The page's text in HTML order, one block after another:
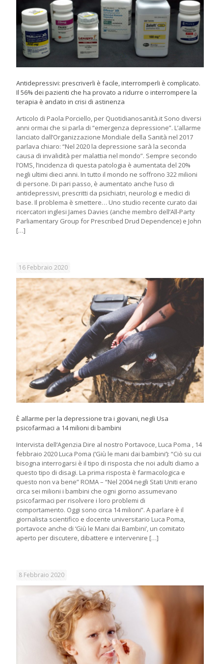
Antidepressivi: prescriverli è facile, interromperli è complicato.
Il 56% dei pazienti che ha provato a ridurre o interrompere la
terapia è andato in crisi di astinenza
Articolo di Paola Porciello, per Quotidianosanità.it Sono diversi
anni ormai che si parla di “emergenza depressione”. L’allarme
lanciato dall’Organizzazione Mondiale della Sanità nel 2017
parlava chiaro: “Nel 2020 la depressione sarà la seconda
causa di invalidità per malattia nel mondo”. Sempre secondo
l’OMS, l’incidenza di questa patologia è aumentata del 20%
negli ultimi dieci anni. In tutto il mondo ne soffrono 322 milioni
di persone. Di pari passo, è aumentato anche l’uso di
antidepressivi, prescritti da psichiatri, neurologi e medici di
base. Il problema è smettere… Uno studio recente curato dai
ricercatori inglesi James Davies (anche membro dell’All-Party
Parliamentary Group for Prescribed Drud Dependence) e John
[…]
16 Febbraio 2020
È allarme per la depressione tra i giovani, negli Usa
psicofarmaci a 14 milioni di bambini
Intervista dell‘Agenzia Dire al nostro Portavoce, Luca Poma , 14
febbraio 2020 Luca Poma (‘Giù le mani dai bambini’): “Ciò su cui
bisogna interrogarsi è il tipo di risposta che noi adulti diamo a
questo tipo di disagi. La prima risposta è farmacologica e
questo non va bene” ROMA – “Nel 2004 negli Stati Uniti erano
circa sei milioni i bambini che ogni giorno assumevano
psicofarmaci per risolvere i loro problemi di
comportamento. Oggi sono circa 14 milioni”. A parlare è il
giornalista scientifico e docente universitario Luca Poma,
portavoce anche di ‘Giù le Mani dai Bambini’, un comitato
aperto per discutere, dibattere e intervenire […]
8 Febbraio 2020